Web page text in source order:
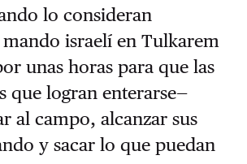
lo consideran
israelí en Tulkarem
unas horas para que las
que logran enterarse—
al campo, alcanzar sus
y sacar lo que puedan